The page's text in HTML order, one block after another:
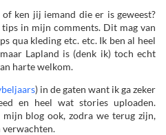
ken jij iemand die er is geweest?
in mijn comments. Dit mag van
qua kleding etc. etc. Ik ben al heel
Lapland is (denk ik) toch echt
harte welkom.
) in de gaten want ik ga zeker
en heel wat stories uploaden.
blog ook, zodra we terug zijn,